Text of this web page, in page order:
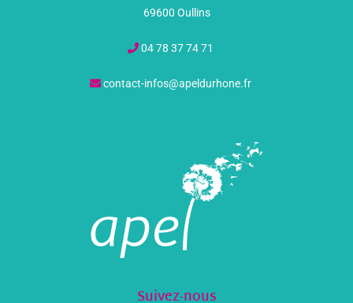
69600 Oullins
04 78 37 74 71
contact-infos@apeldurhone.fr
Suivez-nous